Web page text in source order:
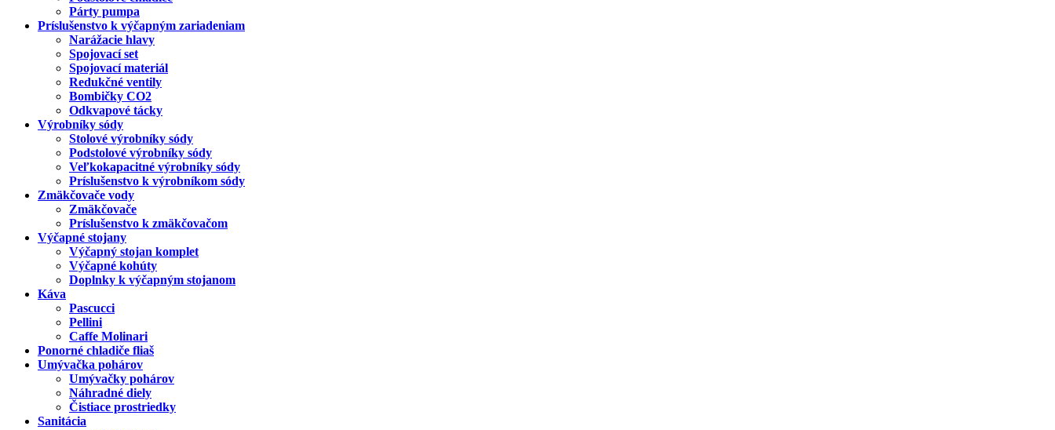
Párty pumpa
Príslušenstvo k výčapným zariadeniam
Narážacie hlavy
Spojovací set
Spojovací materiál
Redukčné ventily
Bombičky CO2
Odkvapové tácky
Výrobníky sódy
Stolové výrobníky sódy
Podstolové výrobníky sódy
Veľkokapacitné výrobníky sódy
Príslušenstvo k výrobníkom sódy
Zmäkčovače vody
Zmäkčovače
Príslušenstvo k zmäkčovačom
Výčapné stojany
Výčapný stojan komplet
Výčapné kohúty
Doplnky k výčapným stojanom
Káva
Pascucci
Pellini
Caffe Molinari
Ponorné chladiče fliaš
Umývačka pohárov
Umývačky pohárov
Náhradné diely
Čistiace prostriedky
Sanitácia